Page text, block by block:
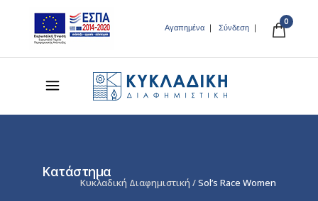
Αγαπημένα Σύνδεση
0
Κατάστημα
Κυκλαδική Διαφημιστική /Sol’s Race Women